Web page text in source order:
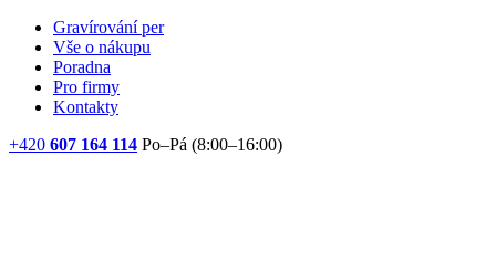
Gravírování per
Vše o nákupu
Poradna
Pro firmy
Kontakty
+420 607 164 114 Po–Pá (8:00–16:00)